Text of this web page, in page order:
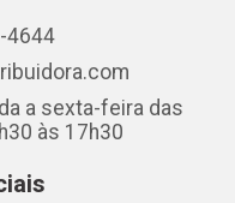
4644
a sexta-feira das
às 17h30